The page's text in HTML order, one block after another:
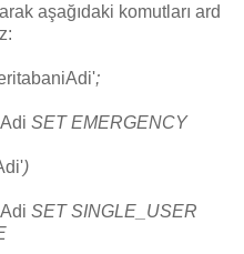
aşağıdaki komutları ard
;
SET EMERGENCY
)
SET SINGLE_USER